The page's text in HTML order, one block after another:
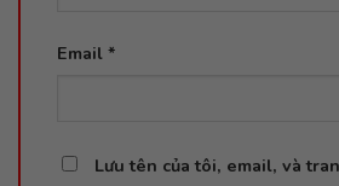
Email *
Lưu tên của tôi, email, và